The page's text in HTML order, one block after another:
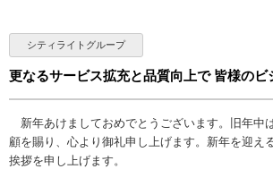
シティライトグループ
更なるサービス拡充と品質向上で 皆様のビ
新年あけましておめでとうございます。旧年中
顧を賜り、心より御礼申し上げます。新年を迎え
挨拶を申し上げます。